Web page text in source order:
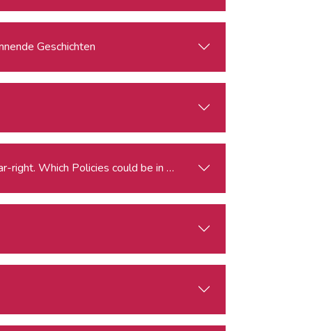
Geschichten
Elections for the European Parliament and the Rise of the Far-right. Which Policies could be in Peril?